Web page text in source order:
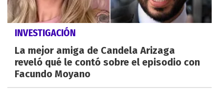
INVESTIGACIÓN
La mejor amiga de Candela Arizaga
reveló qué le contó sobre el episodio con
Facundo Moyano